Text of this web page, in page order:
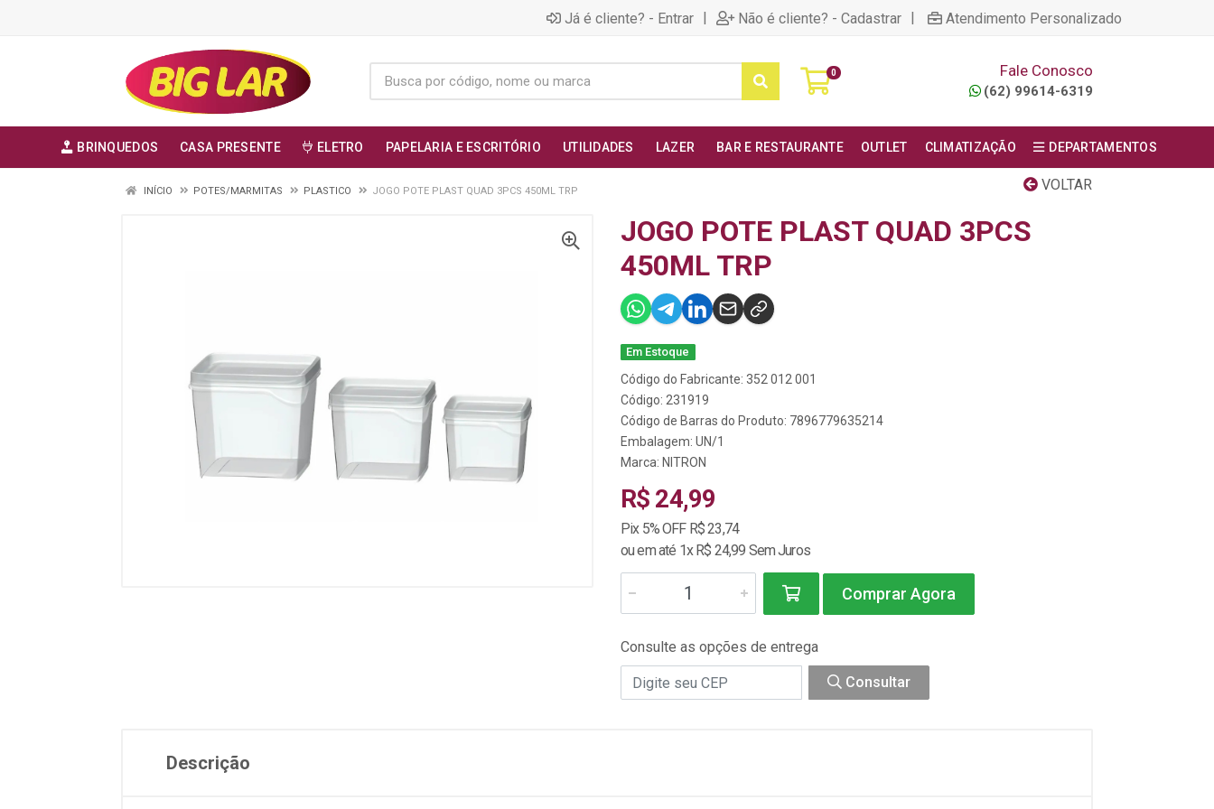
Já é cliente? - Entrar | Não é cliente? - Cadastrar | Atendimento Personalizado
0 Fale Conosco
(62) 99614-6319
BRINQUEDOS CASA PRESENTE ELETRO PAPELARIA E ESCRITÓRIO UTILIDADES LAZER BAR E RESTAURANTE OUTLET CLIMATIZAÇÃO DEPARTAMENTOS
VOLTAR
INÍCIO POTES/MARMITAS PLASTICO JOGO POTE PLAST QUAD 3PCS 450ML TRP
JOGO POTE PLAST QUAD 3PCS
450ML TRP
Em Estoque
Código do Fabricante: 352 012 001
Código: 231919
Código de Barras do Produto: 7896779635214
Embalagem: UN/1
Marca: NITRON
R$ 24,99
Pix 5% OFF R$ 23,74
ou em até 1x R$ 24,99 Sem Juros
Comprar Agora
Consulte as opções de entrega
Consultar
Descrição